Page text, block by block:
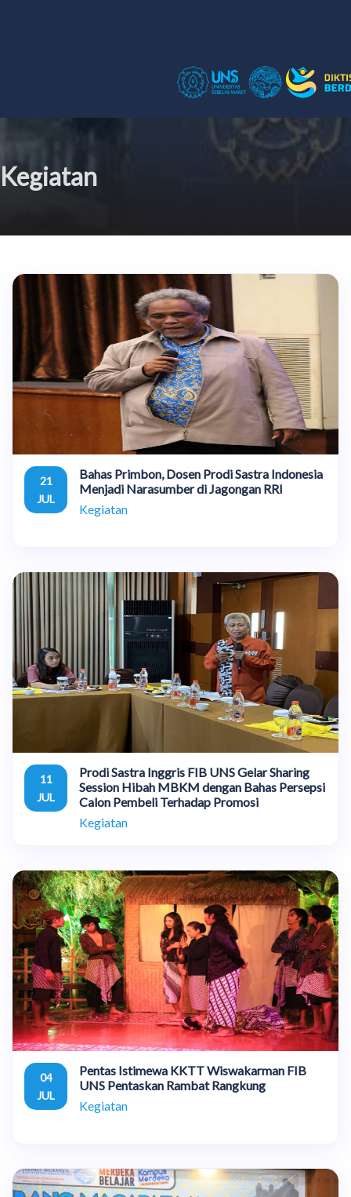
Kegiatan
21
JUL
Bahas Primbon, Dosen Prodi Sastra Indonesia
Menjadi Narasumber di Jagongan RRI
Kegiatan
11
JUL
Prodi Sastra Inggris FIB UNS Gelar Sharing
Session Hibah MBKM dengan Bahas Persepsi
Calon Pembeli Terhadap Promosi
Kegiatan
04
JUL
Pentas Istimewa KKTT Wiswakarman FIB
UNS Pentaskan Rambat Rangkung
Kegiatan